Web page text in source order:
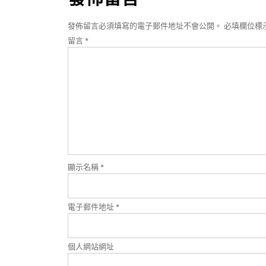
發佈留言必須填寫的電子郵件地址不會公開。 必填欄位標
留言 *
顯示名稱 *
電子郵件地址 *
個人網站網址